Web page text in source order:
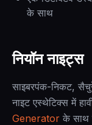
के साथ
नियॉन नाइट्स
साइबरपंक-निकट,
नाइट एस्थेटिक्स में
Generator के साथ